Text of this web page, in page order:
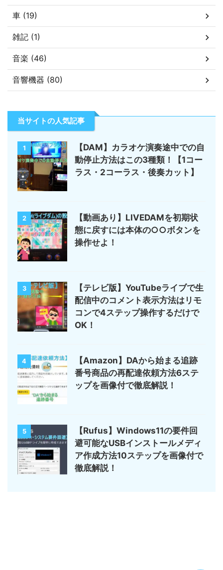
車 (19)
雑記 (1)
音楽 (46)
音響機器 (80)
当サイトの人気記事
1
【DAM】カラオケ演奏途中での自
動停止方法はこの3種類！【1コー
ラス・2コーラス・後奏カット】
2
【動画あり】LIVEDAMを初期状
態に戻すには本体の○○ボタンを
操作せよ！
3
【テレビ版】YouTubeライブで生
配信中のコメント表示方法はリモ
コンで4ステップ操作するだけで
OK！
4
【Amazon】DAから始まる追跡
番号商品の再配達依頼方法6ステ
ップを画像付で徹底解説！
5
【Rufus】Windows11の要件回
避可能なUSBインストールメディ
ア作成方法10ステップを画像付で
徹底解説！